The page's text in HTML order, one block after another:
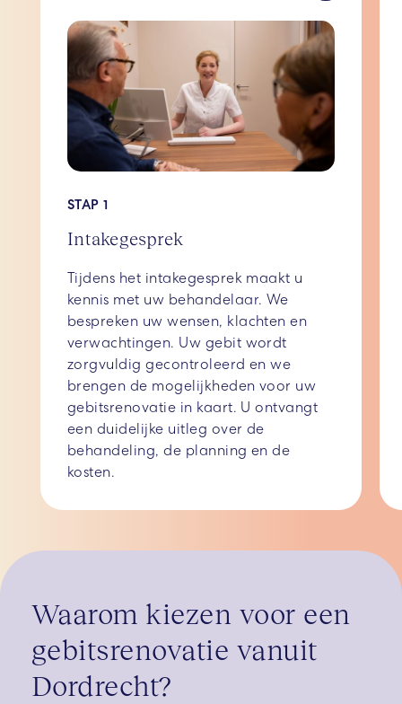
STAP 1
Intakegesprek
Tijdens het intakegesprek maakt u
kennis met uw behandelaar. We
bespreken uw wensen, klachten en
verwachtingen. Uw gebit wordt
zorgvuldig gecontroleerd en we
brengen de mogelijkheden voor uw
gebitsrenovatie in kaart. U ontvangt
een duidelijke uitleg over de
behandeling, de planning en de
kosten.
Waarom kiezen voor een
gebitsrenovatie vanuit
Dordrecht?